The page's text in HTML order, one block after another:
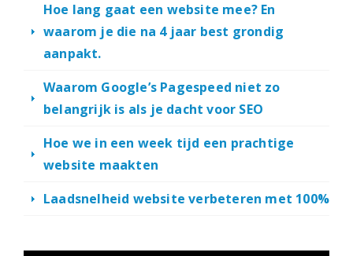
Hoe lang gaat een website mee? En
waarom je die na 4 jaar best grondig
aanpakt.
Waarom Google’s Pagespeed niet zo
belangrijk is als je dacht voor SEO
Hoe we in een week tijd een prachtige
website maakten
Laadsnelheid website verbeteren met 100%